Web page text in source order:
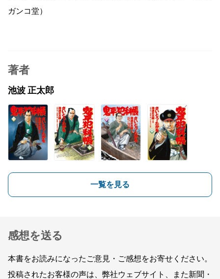
ガンコ堂）
著者
池波 正太郎
一覧を見る
感想を送る
本書をお読みになったご意見・ご感想をお寄せください。
投稿されたお客様の声は、弊社ウェブサイト、また新聞・